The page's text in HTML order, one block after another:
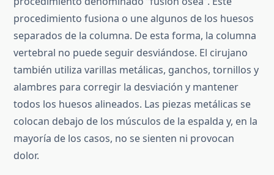
procedimiento fusiona o une algunos de los huesos
separados de la columna. De esta forma, la columna
vertebral no puede seguir desviándose. El cirujano
también utiliza varillas metálicas, ganchos, tornillos y
alambres para corregir la desviación y mantener
todos los huesos alineados. Las piezas metálicas se
colocan debajo de los músculos de la espalda y, en la
mayoría de los casos, no se sienten ni provocan
dolor.